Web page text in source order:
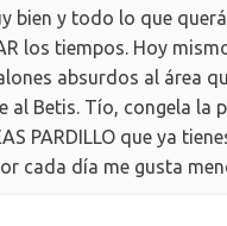
bien y todo lo que
los tiempos. Hoy
absurdos al área
al Betis. Tío, congela la
PARDILLO que ya
cada día me gusta